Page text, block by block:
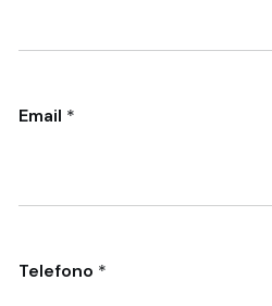
Email *
Telefono *